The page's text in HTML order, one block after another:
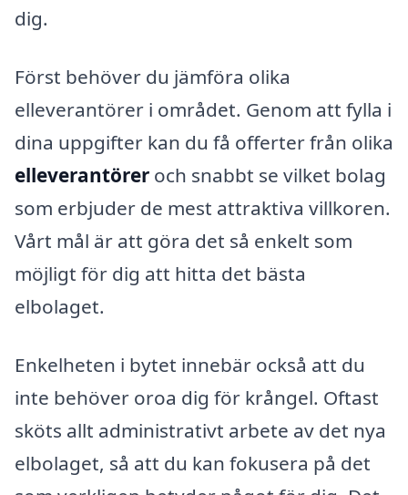
dig.
Först behöver du jämföra olika
elleverantörer i området. Genom att fylla i
dina uppgifter kan du få offerter från olika
elleverantörer och snabbt se vilket bolag
som erbjuder de mest attraktiva villkoren.
Vårt mål är att göra det så enkelt som
möjligt för dig att hitta det bästa
elbolaget.
Enkelheten i bytet innebär också att du
inte behöver oroa dig för krångel. Oftast
sköts allt administrativt arbete av det nya
elbolaget, så att du kan fokusera på det